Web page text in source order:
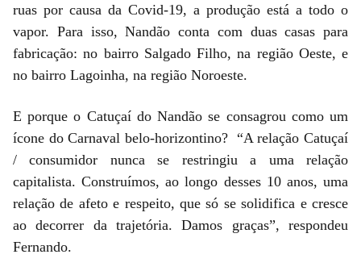
ruas por causa da Covid-19, a produção está a todo o
vapor. Para isso, Nandão conta com duas casas para
fabricação: no bairro Salgado Filho, na região Oeste, e
no bairro Lagoinha, na região Noroeste.
E porque o Catuçaí do Nandão se consagrou como um
ícone do Carnaval belo-horizontino? “A relação Catuçaí
/ consumidor nunca se restringiu a uma relação
capitalista. Construímos, ao longo desses 10 anos, uma
relação de afeto e respeito, que só se solidifica e cresce
ao decorrer da trajetória. Damos graças”, respondeu
Fernando.